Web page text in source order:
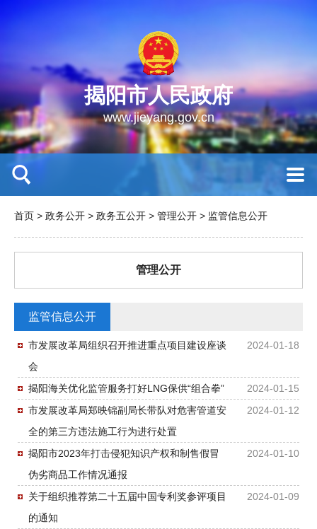
揭阳市人民政府
www.jieyang.gov.cn
首页 > 政务公开 > 政务五公开 > 管理公开 > 监管信息公开
管理公开
监管信息公开
2024-01-18
市发展改革局组织召开推进重点项目建设座谈
会
2024-01-15
揭阳海关优化监管服务打好LNG保供“组合拳”
2024-01-12
市发展改革局郑映锦副局长带队对危害管道安
全的第三方违法施工行为进行处置
2024-01-10
揭阳市2023年打击侵犯知识产权和制售假冒
伪劣商品工作情况通报
2024-01-09
关于组织推荐第二十五届中国专利奖参评项目
的通知